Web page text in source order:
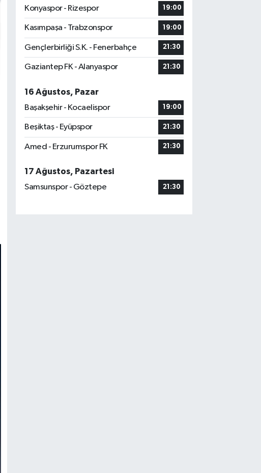
Konyaspor - Rizespor
19:00
Kasımpaşa - Trabzonspor 19:00
Gençlerbirliği S.K. - Fenerbahçe 21:30
Gaziantep FK - Alanyaspor 21:30
16 Ağustos, Pazar
Başakşehir - Kocaelispor
19:00
Beşiktaş - Eyüpspor 21:30
Amed - Erzurumspor FK 21:30
17 Ağustos, Pazartesi
Samsunspor - Göztepe
21:30